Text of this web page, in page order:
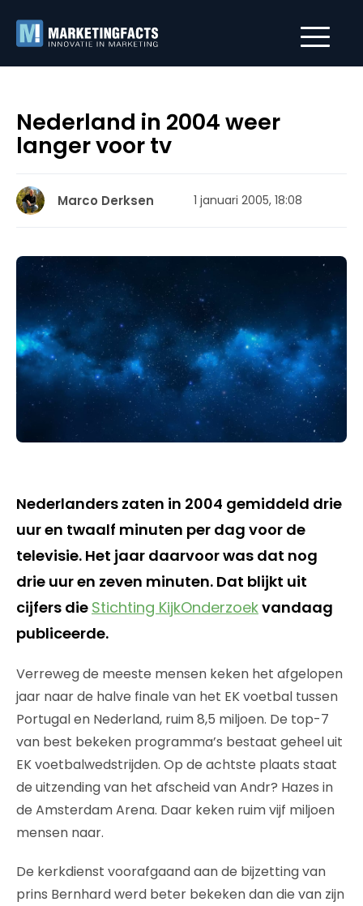
Nederland in 2004 weer
langer voor tv
Marco Derksen 1 januari 2005, 18:08
Nederlanders zaten in 2004 gemiddeld drie
uur en twaalf minuten per dag voor de
televisie. Het jaar daarvoor was dat nog
drie uur en zeven minuten. Dat blijkt uit
cijfers die Stichting KijkOnderzoekvandaag
publiceerde.
Verreweg de meeste mensen keken het afgelopen
jaar naar de halve finale van het EK voetbal tussen
Portugal en Nederland, ruim 8,5 miljoen. De top-7
van best bekeken programma’s bestaat geheel uit
EK voetbalwedstrijden. Op de achtste plaats staat
de uitzending van het afscheid van Andr? Hazes in
de Amsterdam Arena. Daar keken ruim vijf miljoen
mensen naar.
De kerkdienst voorafgaand aan de bijzetting van
prins Bernhard werd beter bekeken dan die van zijn